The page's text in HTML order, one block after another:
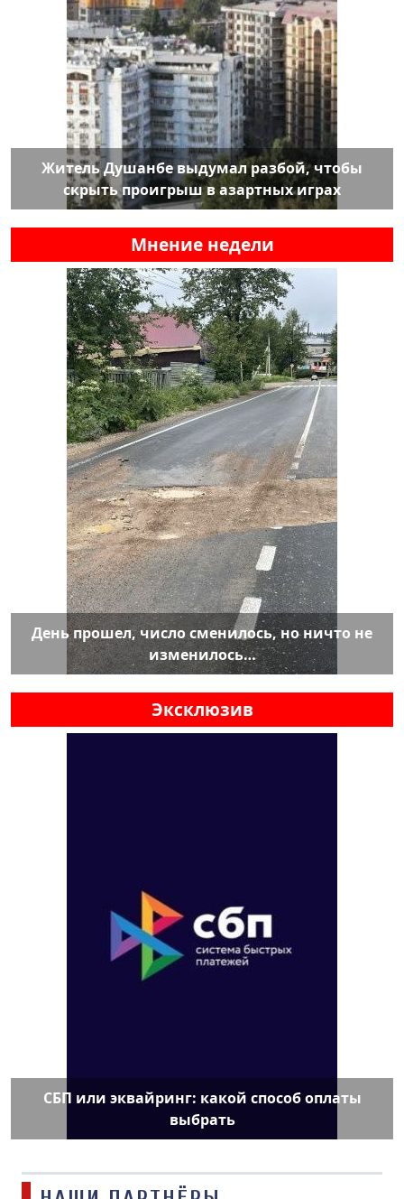
Житель Душанбе выдумал разбой, чтобы
скрыть проигрыш в азартных играх
Мнение недели
День прошел, число сменилось, но ничто не
изменилось…
Эксклюзив
СБП или эквайринг: какой способ оплаты
выбрать